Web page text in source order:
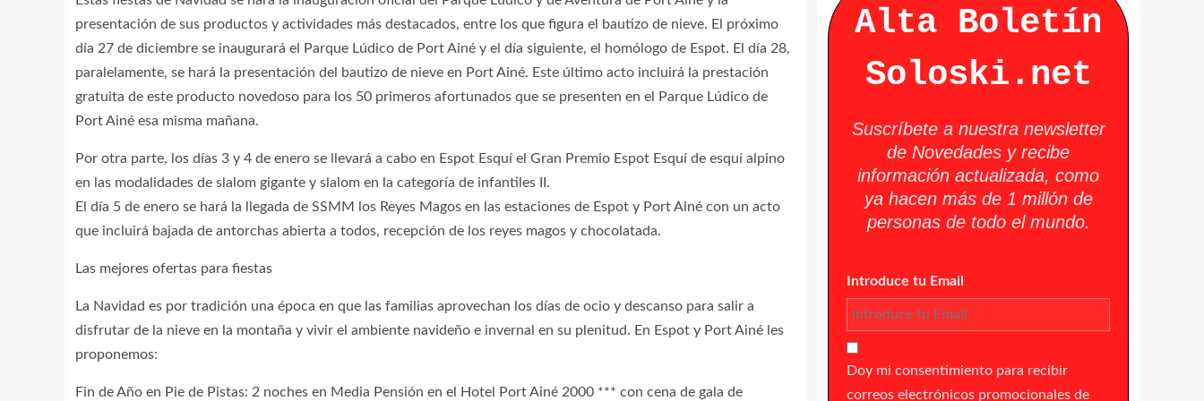
presentación de sus productos y actividades más destacados, entre los que figura el bautizo de nieve. El próximo
día 27 de diciembre se inaugurará el Parque Lúdico de Port Ainé y el día siguiente, el homólogo de Espot. El día 28,
paralelamente, se hará la presentación del bautizo de nieve en Port Ainé. Este último acto incluirá la prestación
gratuita de este producto novedoso para los 50 primeros afortunados que se presenten en el Parque Lúdico de
Port Ainé esa misma mañana.
Por otra parte, los días 3 y 4 de enero se llevará a cabo en Espot Esquí el Gran Premio Espot Esquí de esquí alpino
en las modalidades de slalom gigante y slalom en la categoría de infantiles II.
El día 5 de enero se hará la llegada de SSMM los Reyes Magos en las estaciones de Espot y Port Ainé con un acto
que incluirá bajada de antorchas abierta a todos, recepción de los reyes magos y chocolatada.
Las mejores ofertas para fiestas
La Navidad es por tradición una época en que las familias aprovechan los días de ocio y descanso para salir a
disfrutar de la nieve en la montaña y vivir el ambiente navideño e invernal en su plenitud. En Espot y Port Ainé les
proponemos:
Fin de Año en Pie de Pistas: 2 noches en Media Pensión en el Hotel Port Ainé 2000 *** con cena de gala de
Alta Boletín
Soloski.net
Suscríbete a nuestra newsletter
de Novedades y recibe
información actualizada, como
ya hacen más de 1 millón de
personas de todo el mundo.
Introduce tu Email
Doy mi consentimiento para recibir
correos electrónicos promocionales de